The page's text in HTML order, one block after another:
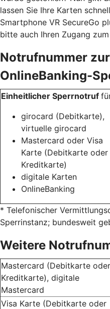
lassen Sie Ihre Karten
Smartphone VR SecureGo
bitte auch Ihren Zugang
Notrufnummer
OnlineBanking-
Einheitlicher Sperrnotruf
girocard (Debitkarte),
virtuelle girocard
Mastercard oder Visa
Karte (Debitkarte oder
Kreditkarte)
digitale Karten
OnlineBanking
* Telefonischer
Sperrinstanz; bundesweit
Weitere
Mastercard (Debitkarte oder
Kreditkarte), digitale
Mastercard
Visa Karte (Debitkarte oder